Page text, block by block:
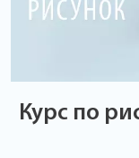
Курс по